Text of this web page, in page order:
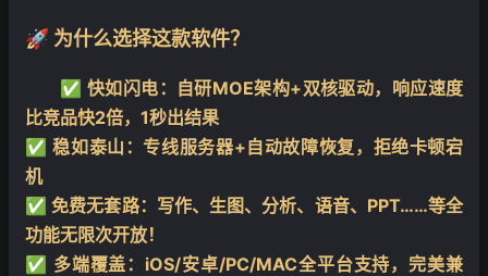
🚀 为什么选择这款软件？
✅ 快如闪电 ：自研MOE架构+双核驱动，响应速度
比竞品快2倍，1秒出结果
✅稳如泰山 ：专线服务器+自动故障恢复，拒绝卡顿宕
机
✅免费无套路：写作、生图、分析、语音、PPT……等全
功能无限次开放！
✅ 多端覆盖 ：iOS/安卓/PC/MAC全平台支持，完美兼